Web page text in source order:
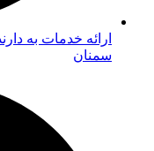
سمنان